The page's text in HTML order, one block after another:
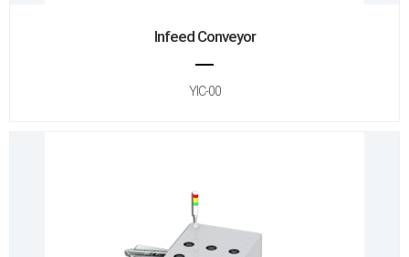
Infeed Conveyor
YIC-00